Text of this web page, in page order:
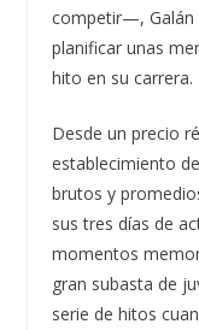
competir—, Galán
planificar unas
hito en su carrera.
Desde un precio
establecimiento
brutos y
sus tres días de
momentos
gran subasta de
serie de hitos